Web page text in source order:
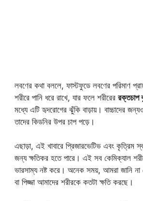
লবণের কথা বললে, ফাস্টফুডে লবণের পরিমাণ
শরীরে পানি ধরে রাখে, যার ফলে শরীরের রক্তচাপ
মধ্যে এটি হৃদরোগের ঝুঁকি বাড়ায়। বাচ্চাদের
তাদের কিডনির উপর চাপ পড়ে।
এছাড়া, এই খাবারে প্রিজারভেটিভ এবং কৃত্রিম
জন্য ক্ষতিকর হতে পারে। এই সব কেমিক্যাল
ভারসাম্য নষ্ট করে। অনেক সময়, আমরা জানি না
বা পিজ্জা আমাদের শরীরকে কতটা ক্ষতি করছে।